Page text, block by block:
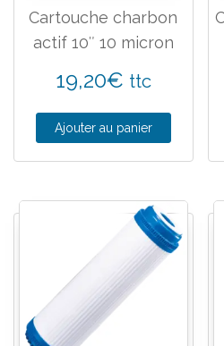
Cartouche charbon
actif 10″ 10 micron
19,20€ ttc
Ajouter au panier